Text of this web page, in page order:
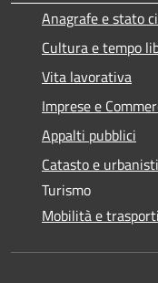
Anagrafe e stato
Cultura e tempo
Vita lavorativa
Imprese e
Appalti pubblici
Catasto e
Turismo
Mobilità e trasporti